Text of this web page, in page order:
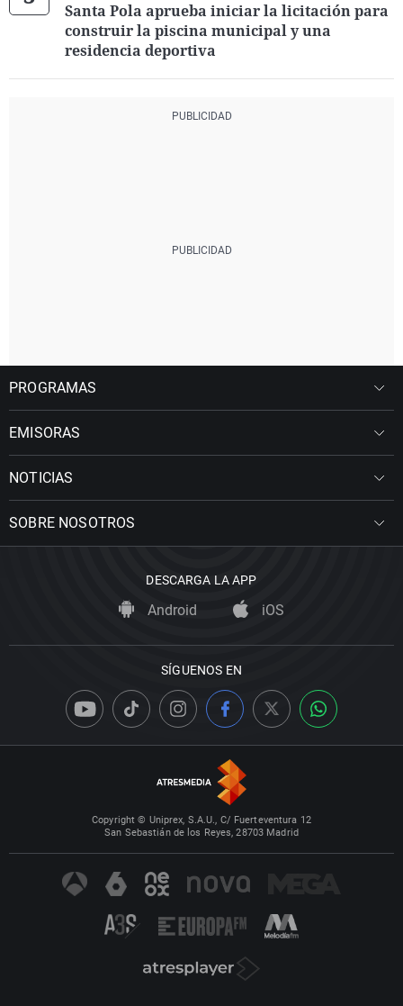
Santa Pola aprueba iniciar la licitación para
construir la piscina municipal y una
residencia deportiva
PROGRAMAS
EMISORAS
NOTICIAS
SOBRE NOSOTROS
DESCARGA LA APP
Android iOS
SÍGUENOS EN
Copyright © Uniprex, S.A.U., C/ Fuerteventura 12
San Sebastián de los Reyes, 28703 Madrid